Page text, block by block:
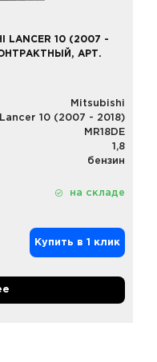
LANCER 10 (2007 -
АРТ.
Mitsubishi
Lancer 10 (2007 - 2018)
MR18DE
1,8
бензин
на складе
Купить в 1 клик